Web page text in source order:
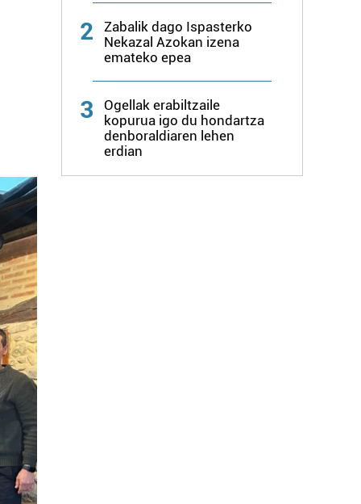
2
Zabalik dago Ispasterko
Nekazal Azokan izena
emateko epea
3
Ogellak erabiltzaile
kopurua igo du hondartza
denboraldiaren lehen
erdian